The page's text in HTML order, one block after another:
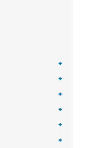
+
+
+
+
+
+